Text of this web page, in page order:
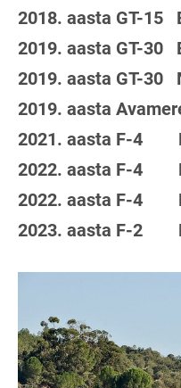
2018. aasta GT-15
2019. aasta GT-30
2019. aasta GT-30
2019. aasta
2021. aasta F-4
2022. aasta F-4
2022. aasta F-4
2023. aasta F-2